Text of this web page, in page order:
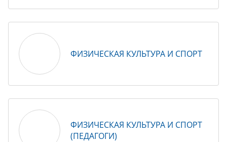
ФИЗИЧЕСКАЯ КУЛЬТУРА И СПОРТ
ФИЗИЧЕСКАЯ КУЛЬТУРА И СПОРТ
(ПЕДАГОГИ)